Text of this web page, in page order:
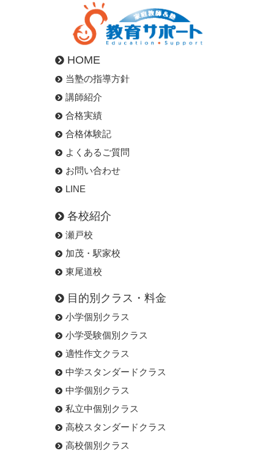
HOME
当塾の指導方針
講師紹介
合格実績
合格体験記
よくあるご質問
お問い合わせ
LINE
各校紹介
瀬戸校
加茂・駅家校
東尾道校
目的別クラス・料金
小学個別クラス
小学受験個別クラス
適性作文クラス
中学スタンダードクラス
中学個別クラス
私立中個別クラス
高校スタンダードクラス
高校個別クラス